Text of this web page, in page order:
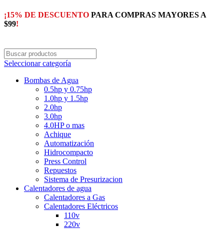
¡15% DE DESCUENTO PARA COMPRAS MAYORES A
$99!
Seleccionar categoría
Bombas de Agua
0.5hp y 0.75hp
1.0hp y 1.5hp
2.0hp
3.0hp
4.0HP o mas
Achique
Automatización
Hidrocompacto
Press Control
Repuestos
Sistema de Presurizacion
Calentadores de agua
Calentadores a Gas
Calentadores Eléctricos
110v
220v